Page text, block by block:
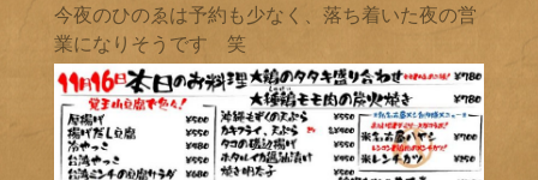
今夜のひのゑは予約も少なく、落ち着いた夜の営
業になりそうです 笑